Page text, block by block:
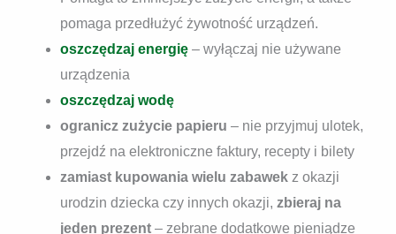
pomaga przedłużyć żywotność urządzeń.
oszczędzaj energię – wyłączaj nie używane
urządzenia
oszczędzaj wodę
ogranicz zużycie papieru – nie przyjmuj ulotek,
przejdź na elektroniczne faktury, recepty i bilety
zamiast kupowania wielu zabawek z okazji
urodzin dziecka czy innych okazji, zbieraj na
jeden prezent – zebrane dodatkowe pieniądze